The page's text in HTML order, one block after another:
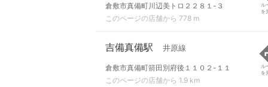
倉敷市真備町川辺美トロ２２８１-３
このページの店舗から 778 m
ル
を
吉備真備駅 井原線
倉敷市真備町箭田別府後１１０２-１１
このページの店舗から 1.9 km
ル
を